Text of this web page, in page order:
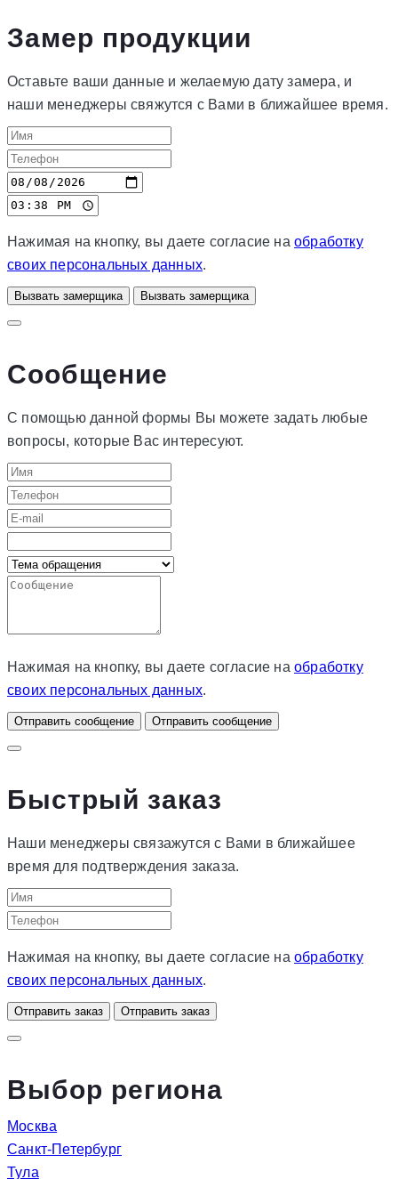
Замер продукции
Оставьте ваши данные и желаемую дату замера, и
наши менеджеры свяжутся с Вами в ближайшее время.
Нажимая на кнопку, вы даете согласие наобработку
своих персональных данных.
Вызвать замерщика Вызвать замерщика
Сообщение
С помощью данной формы Вы можете задать любые
вопросы, которые Вас интересуют.
Нажимая на кнопку, вы даете согласие наобработку
своих персональных данных.
Отправить сообщение Отправить сообщение
Быстрый заказ
Наши менеджеры связажутся с Вами в ближайшее
время для подтверждения заказа.
Нажимая на кнопку, вы даете согласие наобработку
своих персональных данных.
Отправить заказ Отправить заказ
Выбор региона
Москва
Санкт-Петербург
Тула